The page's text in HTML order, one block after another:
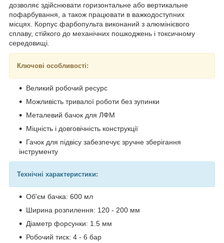
дозволяє здійснювати горизонтальне або вертикальне
пофарбування, а також працювати в важкодоступних
місцях. Корпус фарбопульта виконаний з алюмінієвого
сплаву, стійкого до механічних пошкоджень і токсичному
середовищі.
Ключові особливості:
Великий робочий ресурс
Можливість тривалої роботи без зупинки
Металевий бачок для ЛФМ
Міцність і довговічність конструкції
Гачок для підвісу забезпечує зручне зберігання
інструменту
Технічні характеристики:
Об'єм бачка: 600 мл
Ширина розпилення: 120 - 200 мм
Діаметр форсунки: 1.5 мм
Робочий тиск: 4 - 6 бар